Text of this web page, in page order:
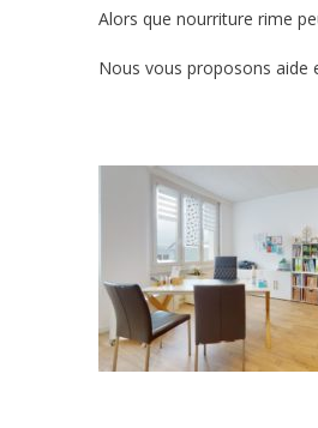
Alors que nourriture rime
Nous vous proposons aide